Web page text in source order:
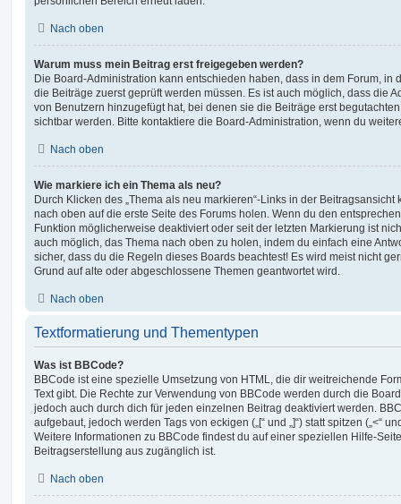
Nach oben
Warum muss mein Beitrag erst freigegeben werden?
Die Board-Administration kann entschieden haben, dass in dem Forum, in
die Beiträge zuerst geprüft werden müssen. Es ist auch möglich, dass die
von Benutzern hinzugefügt hat, bei denen sie die Beiträge erst
sichtbar werden. Bitte kontaktiere die Board-Administration, wenn du
Nach oben
Wie markiere ich ein Thema als neu?
Durch Klicken des „Thema als neu markieren“-Links in der
nach oben auf die erste Seite des Forums holen. Wenn du den
Funktion möglicherweise deaktiviert oder seit der letzten Markierung ist
auch möglich, das Thema nach oben zu holen, indem du einfach eine
sicher, dass du die Regeln dieses Boards beachtest! Es wird meist nicht
Grund auf alte oder abgeschlossene Themen geantwortet wird.
Nach oben
Textformatierung und Thementypen
Was ist BBCode?
BBCode ist eine spezielle Umsetzung von HTML, die dir weitreichende
Text gibt. Die Rechte zur Verwendung von BBCode werden durch die
jedoch auch durch dich für jeden einzelnen Beitrag deaktiviert werden.
aufgebaut, jedoch werden Tags von eckigen („[“ und „]“) statt spitzen („<“
Weitere Informationen zu BBCode findest du auf einer speziellen Hilfe-
Beitragserstellung aus zugänglich ist.
Nach oben